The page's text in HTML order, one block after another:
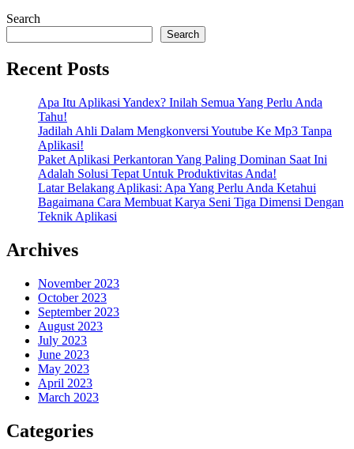
Search
Search
Recent Posts
Apa Itu Aplikasi Yandex? Inilah Semua Yang Perlu Anda
Tahu!
Jadilah Ahli Dalam Mengkonversi Youtube Ke Mp3 Tanpa
Aplikasi!
Paket Aplikasi Perkantoran Yang Paling Dominan Saat Ini
Adalah Solusi Tepat Untuk Produktivitas Anda!
Latar Belakang Aplikasi: Apa Yang Perlu Anda Ketahui
Bagaimana Cara Membuat Karya Seni Tiga Dimensi Dengan
Teknik Aplikasi
Archives
November 2023
October 2023
September 2023
August 2023
July 2023
June 2023
May 2023
April 2023
March 2023
Categories